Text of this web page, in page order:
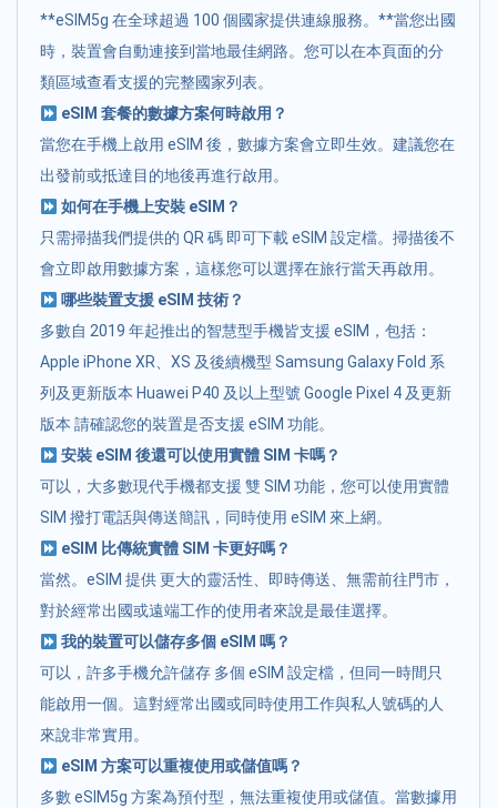
**eSIM5g 在全球超過 100 個國家提供連線服務。**當您出國
時，裝置會自動連接到當地最佳網路。您可以在本頁面的分
類區域查看支援的完整國家列表。
eSIM 套餐的數據方案何時啟用？
當您在手機上啟用 eSIM 後，數據方案會立即生效。建議您在
出發前或抵達目的地後再進行啟用。
如何在手機上安裝 eSIM？
只需掃描我們提供的 QR 碼 即可下載 eSIM 設定檔。掃描後不
會立即啟用數據方案，這樣您可以選擇在旅行當天再啟用。
哪些裝置支援 eSIM 技術？
多數自 2019 年起推出的智慧型手機皆支援 eSIM，包括：
Apple iPhone XR、XS 及後續機型 Samsung Galaxy Fold 系
列及更新版本 Huawei P40 及以上型號 Google Pixel 4 及更新
版本 請確認您的裝置是否支援 eSIM 功能。
安裝 eSIM 後還可以使用實體 SIM 卡嗎？
可以，大多數現代手機都支援 雙 SIM 功能，您可以使用實體
SIM 撥打電話與傳送簡訊，同時使用 eSIM 來上網。
eSIM 比傳統實體 SIM 卡更好嗎？
當然。eSIM 提供 更大的靈活性、即時傳送、無需前往門市，
對於經常出國或遠端工作的使用者來說是最佳選擇。
我的裝置可以儲存多個 eSIM 嗎？
可以，許多手機允許儲存 多個 eSIM 設定檔，但同一時間只
能啟用一個。這對經常出國或同時使用工作與私人號碼的人
來說非常實用。
eSIM 方案可以重複使用或儲值嗎？
多數 eSIM5g 方案為預付型，無法重複使用或儲值。當數據用